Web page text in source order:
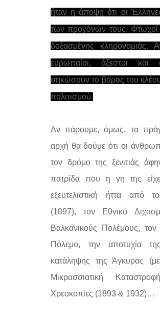
ήταν η άποψη ότι οι Έλληνες
των προγόνων τους. Φτωχοί
δοξασμένης κληρονομιάς.
ευρωπαίοι, άξεστοι και
σηκώσουν το βάρος του
πολιτισμού.
Αν πάρουμε, όμως, τα
αρχή θα δούμε ότι οι
τον δρόμο της ξενιτιάς
πατρίδα που η γη της
εξευτελιστική ήττα από
(1897), τον Εθνικό
Βαλκανικούς Πολέμους,
Πόλεμο, την αποτυχία της
κατάληψης της Άγκυρας
Μικρασσιατική
Χρεοκοπίες (1893 & 1932)…